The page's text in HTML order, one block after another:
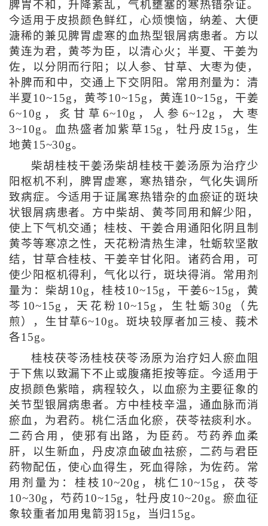
脾胃不和，升降紊乱，气机壅塞的寒热错杂证。
今适用于皮损颜色鲜红，心烦懊恼，纳差、大便
溏稀的兼见脾胃虚寒的血热型银屑病患者。方以
黄连为君，黄芩为臣，以清心火；半夏、干姜为
佐，以分阴而行阳；以人参、甘草、大枣为使，
补脾而和中，交通上下交阴阳。常用剂量为：清
半夏10~15g，黄芩10~15g，黄连10~15g，干姜
6~10g，炙甘草6~10g，人参6~12g，大枣
3~10g。血热盛者加紫草15g，牡丹皮15g，生
地黄15~30g。
柴胡桂枝干姜汤柴胡桂枝干姜汤原为治疗少
阳枢机不利，脾胃虚寒，寒热错杂，气化失调所
致病症。今适用于证属寒热错杂的血瘀证的斑块
状银屑病患者。方中柴胡、黄芩同用和解少阳，
使上下气机交通；桂枝、干姜合用通阳化阴且制
黄芩等寒凉之性，天花粉清热生津，牡蛎软坚散
结，甘草合桂枝、干姜辛甘化阳。诸药合用，可
使少阳枢机得利，气化以行，斑块得消。常用剂
量为：柴胡10g，桂枝10~15g，干姜6~15g，黄
芩10~15g，天花粉10~15g，生牡蛎30g（先
煎），生甘草6~10g。斑块较厚者加三棱、莪术
各15g。
桂枝茯苓汤桂枝茯苓汤原为治疗妇人瘀血阻
于下焦以致漏下不止或腹痛拒按等症。今适用于
皮损颜色紫暗，病程较久，以血瘀为主要征象的
关节型银屑病患者。方中桂枝辛温，通血脉而消
瘀血，为君药。桃仁活血化瘀，茯苓祛痰利水。
二药合用，使邪有出路，为臣药。芍药养血柔
肝，以生新血，丹皮凉血破血祛瘀，二药与君臣
药物配伍，使心血得生，死血得除，为佐药。常
用剂量为：桂枝10~20g，桃仁10~15g，茯苓
10~30g，芍药10~15g，牡丹皮10~20g。瘀血征
象较重者加用鬼箭羽15g，当归15g。